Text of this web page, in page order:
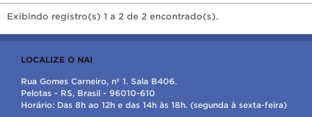
Exibindo registro(s) 1 a 2 de 2 encontrado(s).
LOCALIZE O NAI
Rua Gomes Carneiro, nº 1. Sala B406.
Pelotas - RS, Brasil - 96010-610
Horário: Das 8h ao 12h e das 14h às 18h. (segunda à sexta-feira)